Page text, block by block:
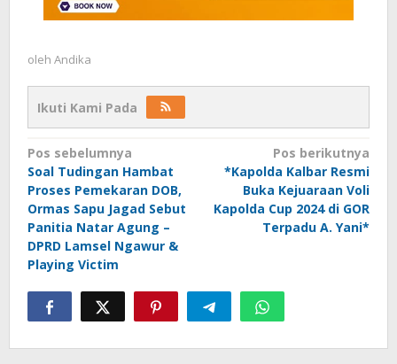
oleh Andika
Ikuti Kami Pada
Navigasi
pos
Pos sebelumnya
Soal Tudingan Hambat
Proses Pemekaran DOB,
Ormas Sapu Jagad Sebut
Panitia Natar Agung –
DPRD Lamsel Ngawur &
Playing Victim
Pos berikutnya
*Kapolda Kalbar Resmi
Buka Kejuaraan Voli
Kapolda Cup 2024 di GOR
Terpadu A. Yani*